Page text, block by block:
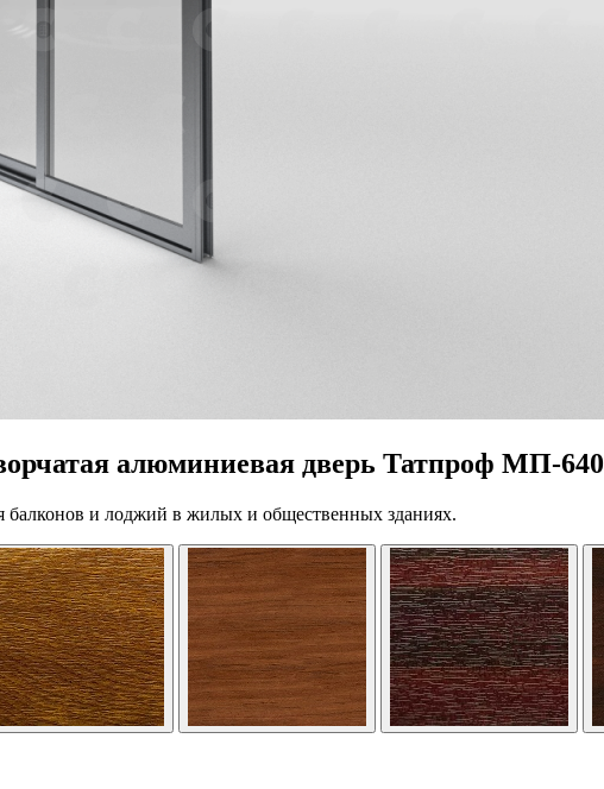
алюминиевая дверь Татпроф МП-640
балконов и лоджий в жилых и общественных зданиях.